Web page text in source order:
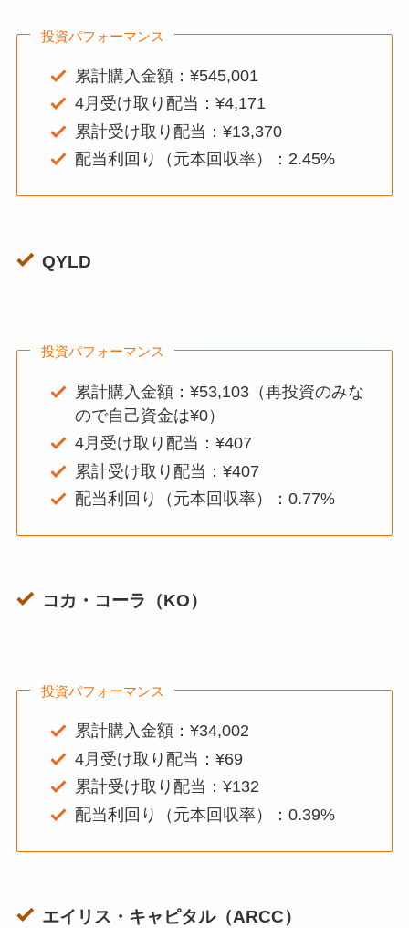
投資パフォーマンス
累計購入金額：¥545,001
4月受け取り配当：¥4,171
累計受け取り配当：¥13,370
配当利回り（元本回収率）：2.45%
QYLD
投資パフォーマンス
累計購入金額：¥53,103（再投資のみな
ので自己資金は¥0）
4月受け取り配当：¥407
累計受け取り配当：¥407
配当利回り（元本回収率）：0.77%
コカ・コーラ（KO）
投資パフォーマンス
累計購入金額：¥34,002
4月受け取り配当：¥69
累計受け取り配当：¥132
配当利回り（元本回収率）：0.39%
エイリス・キャピタル（ARCC）